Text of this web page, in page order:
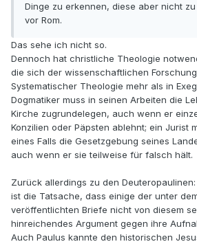
Dinge zu erkennen, diese aber nicht
vor Rom.
Das sehe ich nicht so.
Dennoch hat christliche Theologie
die sich der wissenschaftlichen
Systematischer Theologie mehr als in
Dogmatiker muss in seinen Arbeiten die
Kirche zugrundelegen, auch wenn er
Konzilien oder Päpsten ablehnt; ein Jurist
eines Falls die Gesetzgebung seines
auch wenn er sie teilweise für falsch hält.
Zurück allerdings zu den
ist die Tatsache, dass einige der unter
veröffentlichten Briefe nicht von diesem
hinreichendes Argument gegen ihre
Auch Paulus kannte den historischen